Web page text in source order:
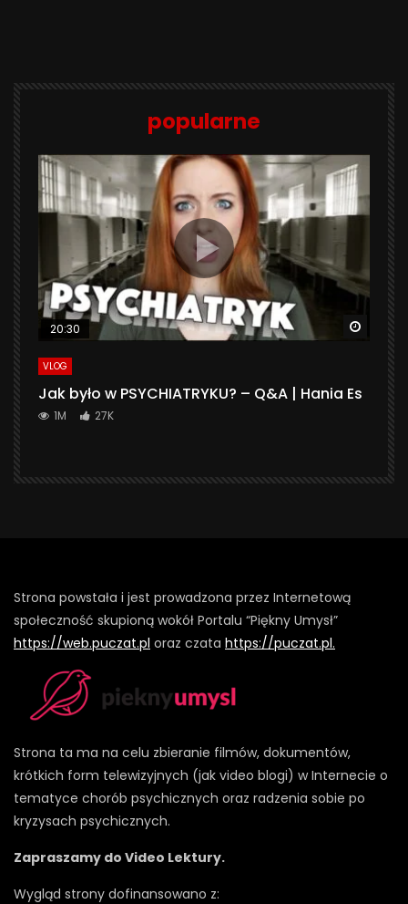
popularne
20:30
VLOG
Jak było w PSYCHIATRYKU? – Q&A | Hania Es
1M 27K
Strona powstała i jest prowadzona przez Internetową
społeczność skupioną wokół Portalu “Piękny Umysł”
https://web.puczat.pl oraz czata https://puczat.pl.
Strona ta ma na celu zbieranie filmów, dokumentów,
krótkich form telewizyjnych (jak video blogi) w Internecie o
tematyce chorób psychicznych oraz radzenia sobie po
kryzysach psychicznych.
Zapraszamy do Video Lektury.
Wygląd strony dofinansowano z: